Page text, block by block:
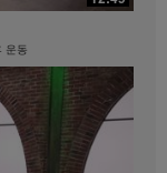
격한 체중감
도나 정도를
는 본인의 신
한 운동의 빈
지역 내에서
면
비스팀
운동